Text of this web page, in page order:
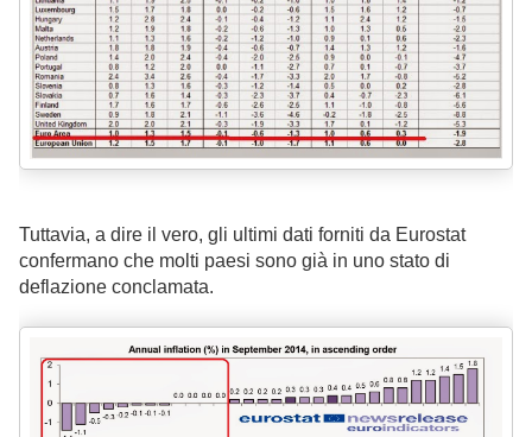
Tuttavia, a dire il vero, gli ultimi dati forniti da Eurostat
confermano che molti paesi sono già in uno stato di
deflazione conclamata.